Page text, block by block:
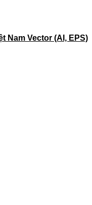
Nam Vector (AI, EPS)